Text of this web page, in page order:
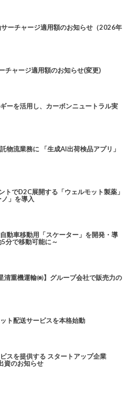
ーチャージ適用額のお知らせ（2026年
ャージ適用額のお知らせ(変更)
ーを活用し、カーボンニュートラル実
物流業務に 「生成AI出荷検品アプリ」
トでD2C展開する「ウェルモット製薬」
」を導入
動車移動用「スケーター」を開発・導
分で移動可能に～
清重機運輸㈱】グループ会社で販売力の
ト配送サービスを本格始動
スを提供する スタートアップ企業
資のお知らせ